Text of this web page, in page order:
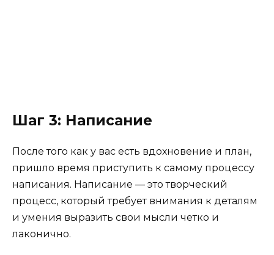
Шаг 3: Написание
После того как у вас есть вдохновение и план,
пришло время приступить к самому процессу
написания. Написание — это творческий
процесс, который требует внимания к деталям
и умения выразить свои мысли четко и
лаконично.